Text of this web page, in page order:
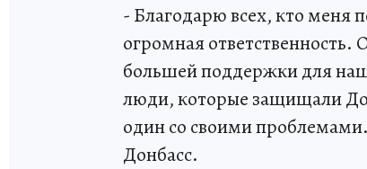
- Благодарю всех, кто меня
огромная
большей поддержки для
люди, которые защищали
один со своими
Донбасс.